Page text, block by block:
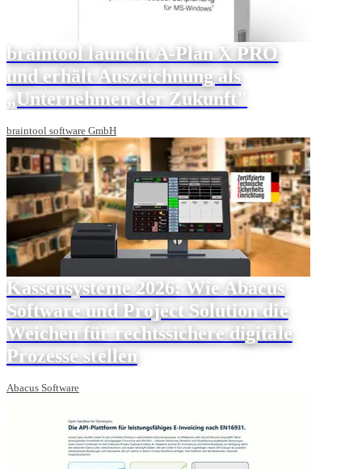
braintool launcht A-Plan X PRO
und erhält Auszeichnung als
„Unternehmen der Zukunft"
braintool software GmbH
Kassensysteme 2026: Wie Abacus
Software und Project Solution die
Weichen für rechtssichere digitale
Prozesse stellen
Abacus Software